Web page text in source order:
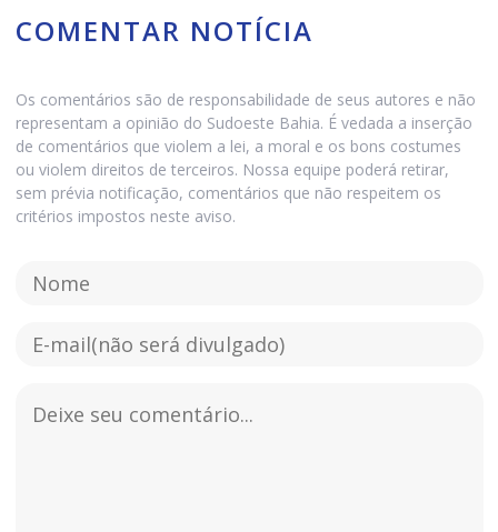
COMENTAR NOTÍCIA
Os comentários são de responsabilidade de seus autores e não
representam a opinião do Sudoeste Bahia. É vedada a inserção
de comentários que violem a lei, a moral e os bons costumes
ou violem direitos de terceiros. Nossa equipe poderá retirar,
sem prévia notificação, comentários que não respeitem os
critérios impostos neste aviso.